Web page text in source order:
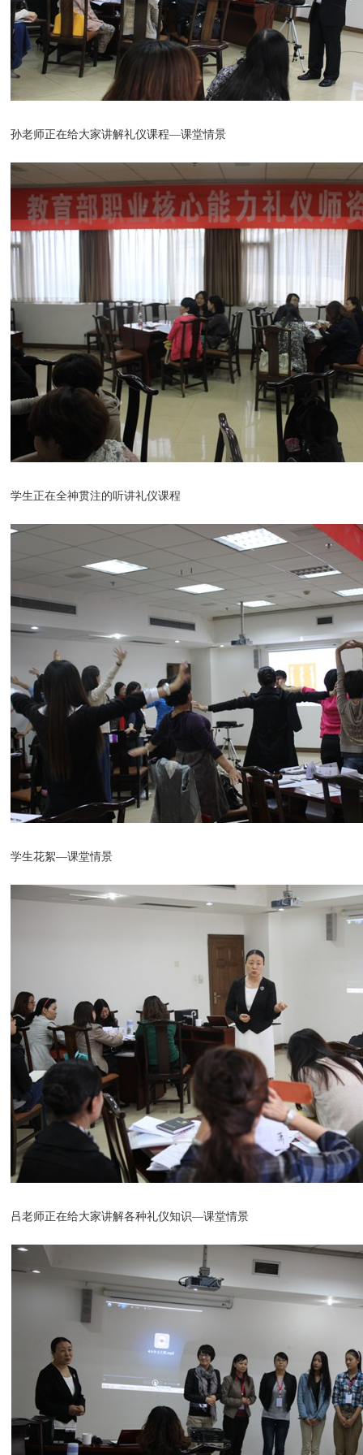
孙老师正在给大家讲解礼仪课程—课堂情景
学生正在全神贯注的听讲礼仪课程
学生花絮—课堂情景
吕老师正在给大家讲解各种礼仪知识—课堂情景